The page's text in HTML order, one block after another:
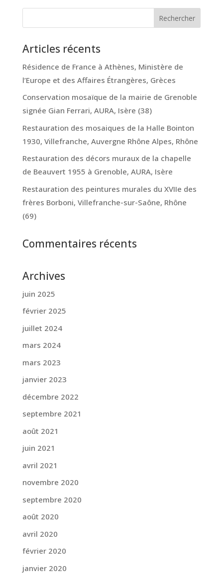
Articles récents
Résidence de France à Athènes, Ministère de
l’Europe et des Affaires Étrangères, Grèces
Conservation mosaïque de la mairie de Grenoble
signée Gian Ferrari, AURA, Isère (38)
Restauration des mosaiques de la Halle Bointon
1930, Villefranche, Auvergne Rhône Alpes, Rhône
Restauration des décors muraux de la chapelle
de Beauvert 1955 à Grenoble, AURA, Isère
Restauration des peintures murales du XVIIe des
frères Borboni, Villefranche-sur-Saône, Rhône
(69)
Commentaires récents
Archives
juin 2025
février 2025
juillet 2024
mars 2024
mars 2023
janvier 2023
décembre 2022
septembre 2021
août 2021
juin 2021
avril 2021
novembre 2020
septembre 2020
août 2020
avril 2020
février 2020
janvier 2020